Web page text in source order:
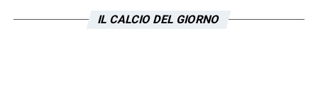
IL CALCIO DEL GIORNO